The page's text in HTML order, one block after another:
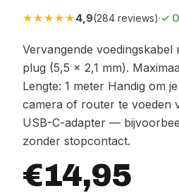
★★★★★4,9(284 reviews)·✓
Vervangende voedingskabel
plug (5,5 × 2,1 mm).
Lengte: 1 meter Handig om
camera of router te voeden
USB-C-adapter —
zonder stopcontact.
€14,95